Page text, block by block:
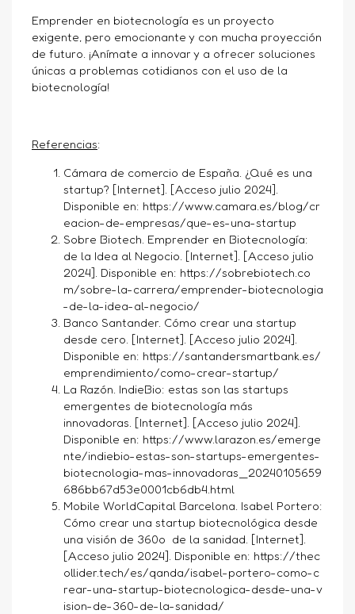
Emprender en biotecnología es un proyecto
exigente, pero emocionante y con mucha proyección
de futuro. ¡Anímate a innovar y a ofrecer soluciones
únicas a problemas cotidianos con el uso de la
biotecnología!
Referencias:
Cámara de comercio de España. ¿Qué es una
startup? [Internet]. [Acceso julio 2024].
Disponible en: https://www.camara.es/blog/cr
eacion-de-empresas/que-es-una-startup
Sobre Biotech. Emprender en Biotecnología:
de la Idea al Negocio. [Internet]. [Acceso julio
2024]. Disponible en: https://sobrebiotech.co
m/sobre-la-carrera/emprender-biotecnologia
-de-la-idea-al-negocio/
Banco Santander. Cómo crear una startup
desde cero. [Internet]. [Acceso julio 2024].
Disponible en: https://santandersmartbank.es/
emprendimiento/como-crear-startup/
La Razón. IndieBio: estas son las startups
emergentes de biotecnología más
innovadoras. [Internet]. [Acceso julio 2024].
Disponible en: https://www.larazon.es/emerge
nte/indiebio-estas-son-startups-emergentes-
biotecnologia-mas-innovadoras_20240105659
686bb67d53e0001cb6db4.html
Mobile WorldCapital Barcelona. Isabel Portero:
Cómo crear una startup biotecnológica desde
una visión de 360o de la sanidad. [Internet].
[Acceso julio 2024]. Disponible en: https://thec
ollider.tech/es/qanda/isabel-portero-como-c
rear-una-startup-biotecnologica-desde-una-v
ision-de-360-de-la-sanidad/